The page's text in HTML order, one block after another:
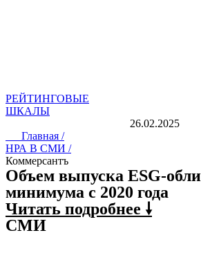
РЕЙТИНГОВЫЕ
ШКАЛЫ
26.02.2025
Главная /
НРА В СМИ /
Коммерсантъ
Объем выпуска ESG-
минимума с 2020 года
Читать подробнее 🠗
СМИ